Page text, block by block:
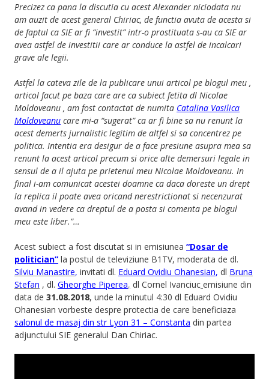
Precizez ca pana la discutia cu acest Alexander niciodata nu
am auzit de acest general Chiriac, de functia avuta de acesta si
de faptul ca SIE ar fi “investit” intr-o prostituata s-au ca SIE ar
avea astfel de investitii care ar conduce la astfel de incalcari
grave ale legii.
Astfel la cateva zile de la publicare unui articol pe blogul meu ,
articol facut pe baza care are ca subiect fetita dl Nicolae
Moldoveanu , am fost contactat de numita Catalina Vasilica
Moldoveanu care mi-a “sugerat” ca ar fi bine sa nu renunt la
acest demerts jurnalistic legitim de altfel si sa concentrez pe
politica. Intentia era desigur de a face presiune asupra mea sa
renunt la acest articol precum si orice alte demersuri legale in
sensul de a il ajuta pe prietenul meu Nicolae Moldoveanu. In
final i-am comunicat acestei doamne ca daca doreste un drept
la replica il poate avea oricand nerestrictionat si necenzurat
avand in vedere ca dreptul de a posta si comenta pe blogul
meu este liber.”…
Acest subiect a fost discutat si in emisiunea “Dosar de
politician” la postul de televiziune B1TV, moderata de dl.
Silviu Manastire, invitati dl. Eduard Ovidiu Ohanesian, dl Bruna
Stefan , dl. Gheorghe Piperea, dl Cornel Ivanciuc emisiune din
data de 31.08.2018, unde la minutul 4:30 dl Eduard Ovidiu
Ohanesian vorbeste despre protectia de care beneficiaza
salonul de masaj din str Lyon 31 – Constanta din partea
adjunctului SIE generalul Dan Chiriac.